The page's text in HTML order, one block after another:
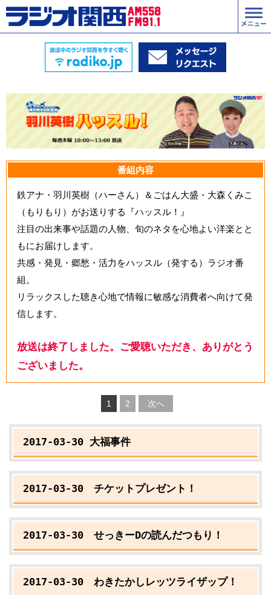
番組内容
鉄アナ・羽川英樹（ハーさん）＆ごはん大盛・大森くみこ
（もりもり）がお送りする『ハッスル！』
注目の出来事や話題の人物、旬のネタを心地よい洋楽とと
もにお届けします。
共感・発見・郷愁・活力をハッスル（発する）ラジオ番
組。
リラックスした聴き心地で情報に敏感な消費者へ向けて発
信します。
放送は終了しました。ご愛聴いただき、ありがとう
ございました。
1 2 次へ
2017-03-30 大福事件
2017-03-30 チケットプレゼント！
2017-03-30 せっきーDの読んだつもり！
2017-03-30 わきたかしレッツライザップ！